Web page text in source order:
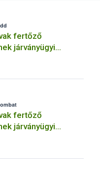
fertőző
járványügyi
szeptember
fertőző
járványügyi
augusztus